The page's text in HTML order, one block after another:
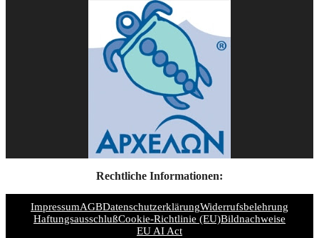
Rechtliche Informationen:
ImpressumAGBDatenschutzerklärungWiderrufsbelehrung
HaftungsausschlußCookie-Richtlinie (EU)Bildnachweise
EU AI Act